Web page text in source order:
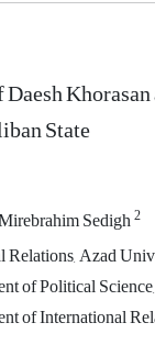
State
Sedigh2
Azad
of Political
of International